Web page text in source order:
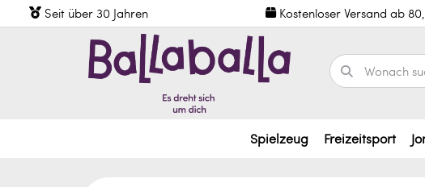
Seit über 30 Jahren Kostenloser Versand ab
Spielzeug Freizeitsport